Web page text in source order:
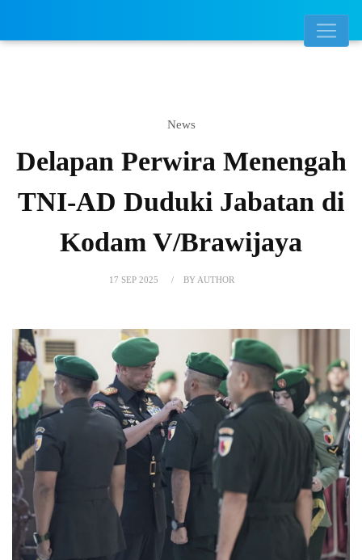
News
Delapan Perwira Menengah
TNI-AD Duduki Jabatan di
Kodam V/Brawijaya
17 SEP 2025 BY AUTHOR